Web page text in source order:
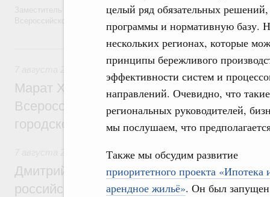
целый ряд обязательных
программы и нормативную базу.
нескольких регионах, которые
принципы бережливого
эффективности систем и
направлений. Очевидно, что
региональных руководителей,
мы послушаем, что
Также мы обсудим развитие
приоритетного проекта «Ипотека
арендное жильё». Он был запущен
Заместитель Председателя Правительства Татьяна Голикова
Всероссийского общественного движения «Волонтёры-медики» с
Вчера
Экономика городов. Городская среда
Марат Хуснуллин провёл заседание
Всероссийского конкурса лучших
городской среды
Отрасль информационных технологий
Дмитрий Чернышенко и Сергей Кравцов
российскую сборную с победой на